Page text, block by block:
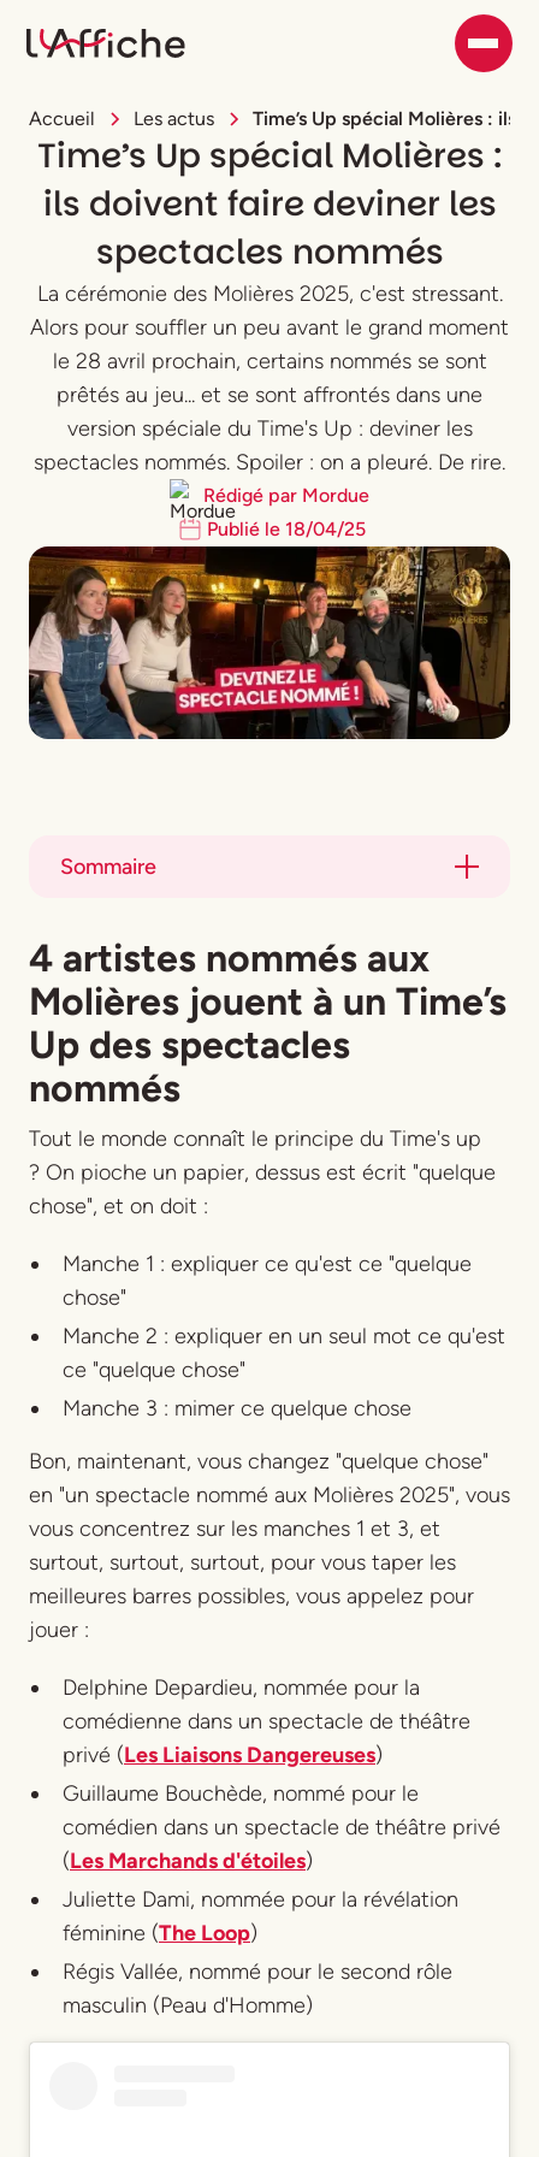
Accueil Les actus Time’s Up spécial Molières : ils
Time’s Up spécial Molières :
ils doivent faire deviner les
spectacles nommés
La cérémonie des Molières 2025, c'est stressant.
Alors pour souffler un peu avant le grand moment
le 28 avril prochain, certains nommés se sont
prêtés au jeu... et se sont affrontés dans une
version spéciale du Time's Up : deviner les
spectacles nommés. Spoiler : on a pleuré. De rire.
Rédigé par Mordue
Publié le 18/04/25
Sommaire
Title
4 artistes nommés aux
Molières jouent à un Time’s
Up des spectacles
nommés
Tout le monde connaît le principe du Time's up
? On pioche un papier, dessus est écrit "quelque
chose", et on doit :
Manche 1 : expliquer ce qu'est ce "quelque
chose"
Manche 2 : expliquer en un seul mot ce qu'est
ce "quelque chose"
Manche 3 : mimer ce quelque chose
Bon, maintenant, vous changez "quelque chose"
en "un spectacle nommé aux Molières 2025", vous
vous concentrez sur les manches 1 et 3, et
surtout, surtout, surtout, pour vous taper les
meilleures barres possibles, vous appelez pour
jouer :
Delphine Depardieu, nommée pour la
comédienne dans un spectacle de théâtre
privé (Les Liaisons Dangereuses)
Guillaume Bouchède, nommé pour le
comédien dans un spectacle de théâtre privé
(Les Marchands d'étoiles)
Juliette Dami, nommée pour la révélation
féminine (The Loop)
Régis Vallée, nommé pour le second rôle
masculin (Peau d'Homme)